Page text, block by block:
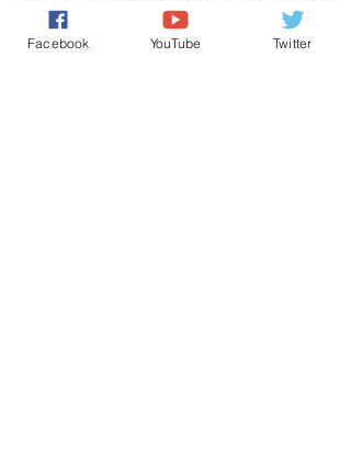
روسيا، بما في ذلك منع البنوك الروسية من
التعامل مع نظام تسوية سويفت؛ وانخفاض
Facebook YouTube Twitter